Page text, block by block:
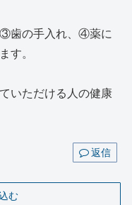
③歯の手入れ、④薬に
す。
いただける人の健康
返信
む